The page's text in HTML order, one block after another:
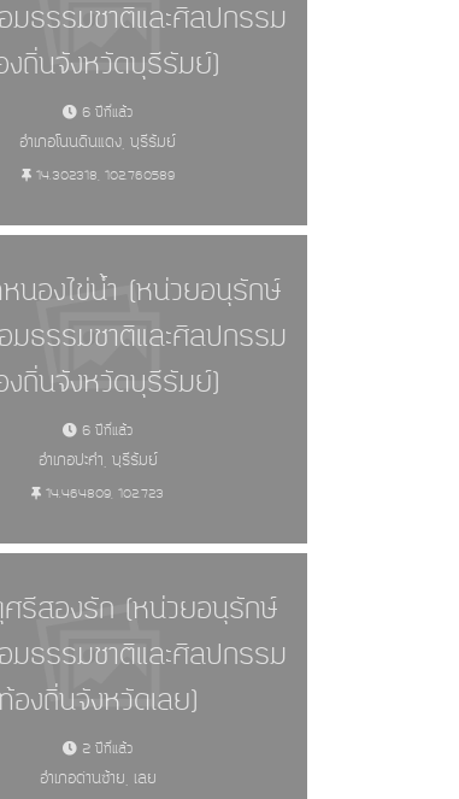
มธรรมชาติและศิลปกรรม
งถิ่นจังหวัดบุรีรัมย์)
6 ปีที่แล้ว
อำเภอโนนดินแดง, บุรีรัมย์
14.302318, 102.760589
นองไข่น้ำ (หน่วยอนุรักษ์
มธรรมชาติและศิลปกรรม
งถิ่นจังหวัดบุรีรัมย์)
6 ปีที่แล้ว
อำเภอปะคำ, บุรีรัมย์
14.464809, 102.723
ศรีสองรัก (หน่วยอนุรักษ์
มธรรมชาติและศิลปกรรม
องถิ่นจังหวัดเลย)
2 ปีที่แล้ว
อำเภอด่านซ้าย, เลย